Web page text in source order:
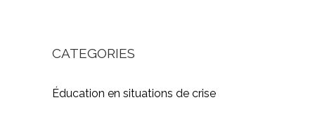
CATEGORIES
Éducation en situations de crise